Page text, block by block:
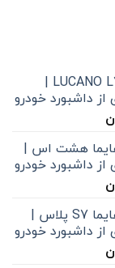
روداشبوردی سه‌ لایه طرح کربن LUCANO L7 |
داشبورد خودرو
قیمت
4,900,000 تومان
است.
هایما هشت اس |
داشبورد خودرو
قیمت
4,900,000 تومان
است.
روداشبوردی سه‌ لایه طرح کربن هایما S7 پلاس |
داشبورد خودرو
قیمت